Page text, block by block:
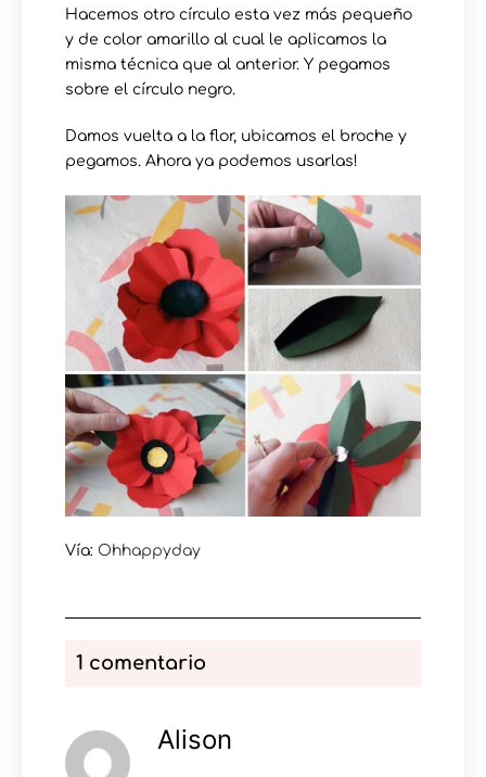
Hacemos otro círculo esta vez más pequeño
y de color amarillo al cual le aplicamos la
misma técnica que al anterior. Y pegamos
sobre el círculo negro.
Damos vuelta a la flor, ubicamos el broche y
pegamos. Ahora ya podemos usarlas!
Vía: Ohhappyday
1 comentario
Alison